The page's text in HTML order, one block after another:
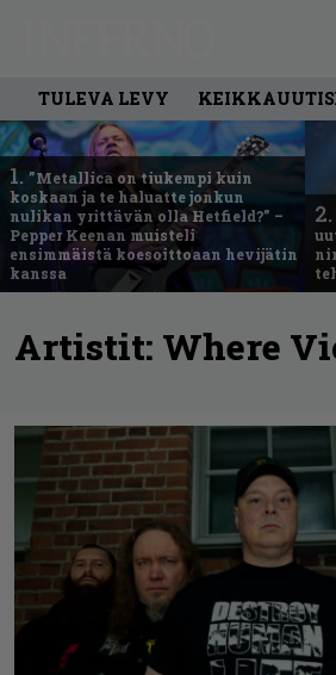
TULEVA LEVY
1. ”Metallica on tiukempi kuin
koskaan ja te haluatte jonkun
nulikan yrittävän olla Hetfield?” –
Pepper Keenan muisteli
ensimmäistä koesoittoaan hevijätin
kanssa
2.
Artistit: Where